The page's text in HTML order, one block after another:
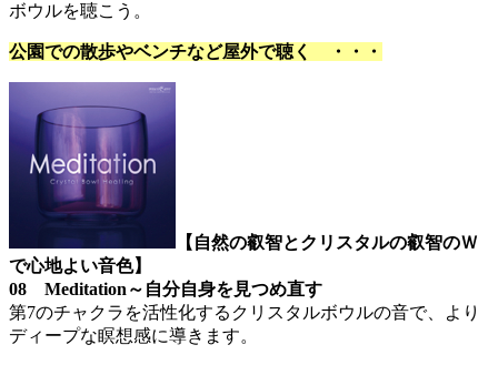
ボウルを聴こう。
公園での散歩やベンチなど屋外で聴く ・・・
【自然の叡智とクリスタルの叡智のＷ
で心地よい音色】
08 Meditation～自分自身を見つめ直す
第7のチャクラを活性化するクリスタルボウルの音で、より
ディープな瞑想感に導きます。